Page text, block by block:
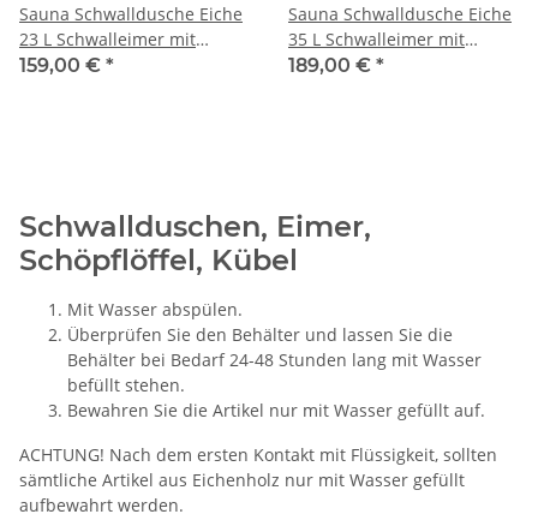
Sauna Schwalldusche Eiche
23 L Schwalleimer mit
Schlauchanschluss
159,00 € *
Sauna Schwalldusche Eiche
35 L Schwalleimer mit
Schlauchanschluss
189,00 € *
Schwallduschen, Eimer,
Schöpflöffel, Kübel
Mit Wasser abspülen.
Überprüfen Sie den Behälter und lassen Sie die
Behälter bei Bedarf 24-48 Stunden lang mit Wasser
befüllt stehen.
Bewahren Sie die Artikel nur mit Wasser gefüllt auf.
ACHTUNG! Nach dem ersten Kontakt mit Flüssigkeit, sollten
sämtliche Artikel aus Eichenholz nur mit Wasser gefüllt
aufbewahrt werden.